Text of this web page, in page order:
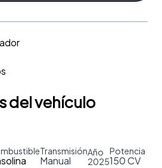
del vehículo
Transmisión
Manual
Año
2025
Potencia
150 CV